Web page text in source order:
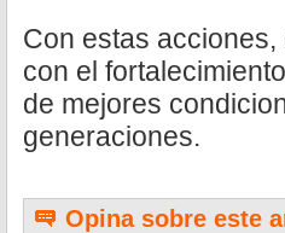
Con estas
con el
de mejores
generaciones.
Opina sobre este